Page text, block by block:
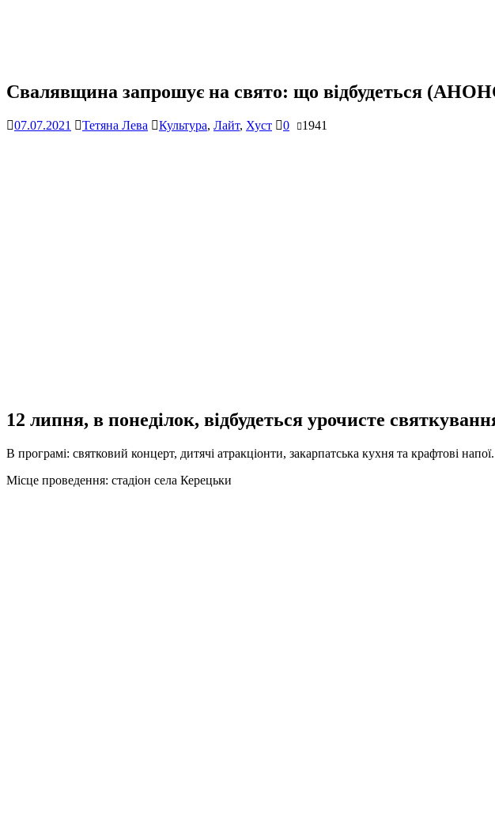
Свалявщина запрошує на свято: що відбудеться
07.07.2021 Тетяна Лева Культура, Лайт, Хуст 0 1941
12 липня, в понеділок, відбудеться урочисте
В програмі: святковий концерт, дитячі атракціонти, закарпатська кухня та крафтові напої.
Місце проведення: стадіон села Керецьки